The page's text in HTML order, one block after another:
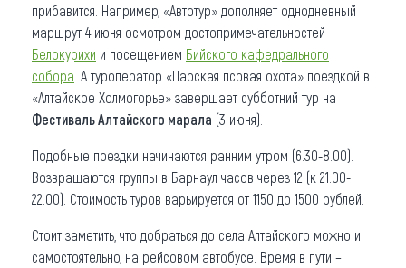
прибавится. Например, «Автотур» дополняет однодневный
маршрут 4 июня осмотром достопримечательностей
Белокурихи и посещением Бийского кафедрального
собора . А туроператор «Царская псовая охота» поездкой в
«Алтайское Холмогорье» завершает субботний тур на
Фестиваль Алтайского марала (3 июня).
Подобные поездки начинаются ранним утром (6.30-8.00).
Возвращаются группы в Барнаул часов через 12 (к 21.00-
22.00). Стоимость туров варьируется от 1150 до 1500 рублей.
Стоит заметить, что добраться до села Алтайского можно и
самостоятельно, на рейсовом автобусе. Время в пути –